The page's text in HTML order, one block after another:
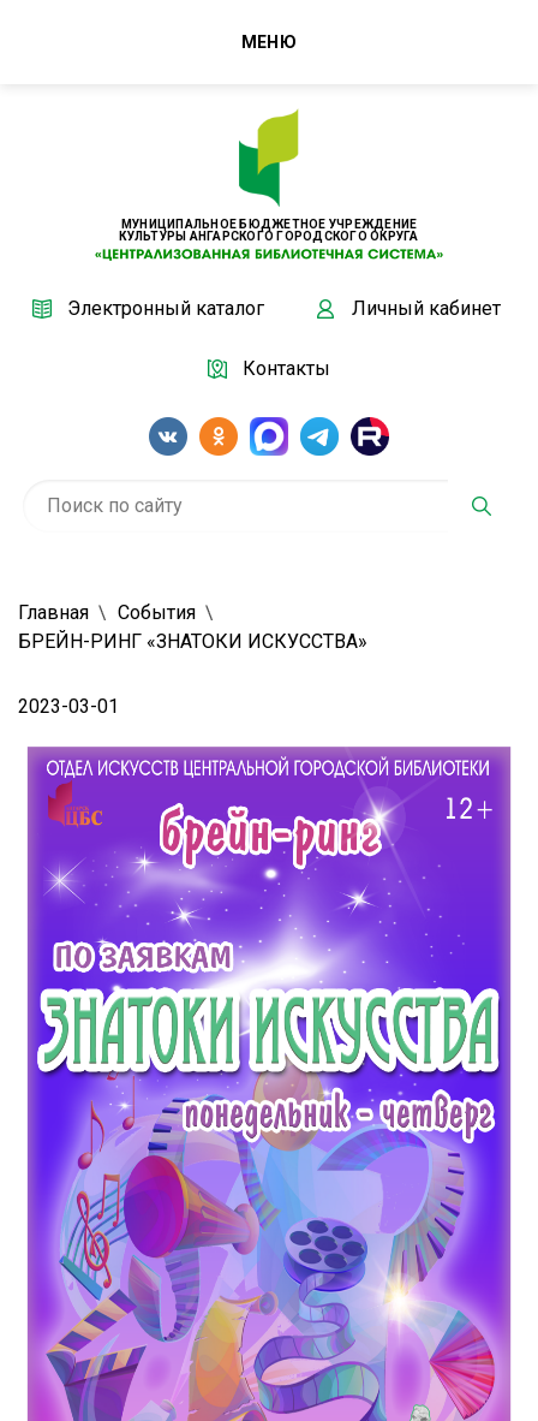
МУНИЦИПАЛЬНОЕ БЮДЖЕТНОЕ УЧРЕЖДЕНИЕ
КУЛЬТУРЫ АНГАРСКОГО ГОРОДСКОГО ОКРУГА
Электронный каталог Личный кабинет
Контакты
МЕНЮ
Главная
События
БРЕЙН-РИНГ «ЗНАТОКИ ИСКУССТВА»
2023-03-01